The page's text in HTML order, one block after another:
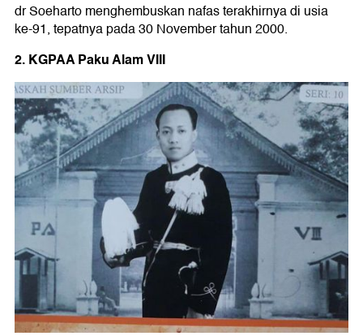
dr Soeharto menghembuskan nafas terakhirnya di usia
ke-91, tepatnya pada 30 November tahun 2000.
2. KGPAA Paku Alam VIII